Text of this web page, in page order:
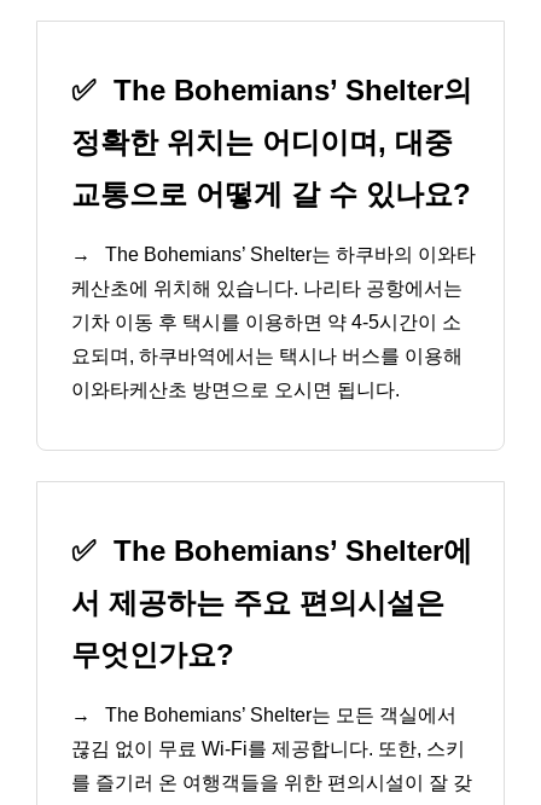
✅ The Bohemians’ Shelter의
정확한 위치는 어디이며, 대중
교통으로 어떻게 갈 수 있나요?
→
The Bohemians’ Shelter는 하쿠바의 이와타
케산초에 위치해 있습니다. 나리타 공항에서는
기차 이동 후 택시를 이용하면 약 4-5시간이 소
요되며, 하쿠바역에서는 택시나 버스를 이용해
이와타케산초 방면으로 오시면 됩니다.
✅ The Bohemians’ Shelter에
서 제공하는 주요 편의시설은
무엇인가요?
→
The Bohemians’ Shelter는 모든 객실에서
끊김 없이 무료 Wi-Fi를 제공합니다. 또한, 스키
를 즐기러 온 여행객들을 위한 편의시설이 잘 갖